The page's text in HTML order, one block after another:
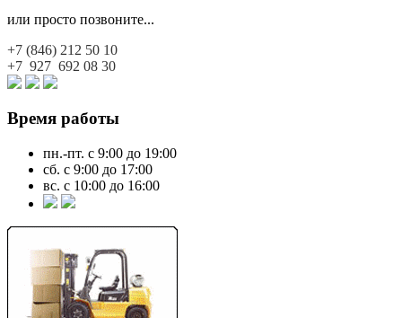
или просто позвоните...
+7 (846) 212 50 10
+7 927 692 08 30
Время работы
пн.-пт. с 9:00 до 19:00
сб. с 9:00 до 17:00
вс. с 10:00 до 16:00